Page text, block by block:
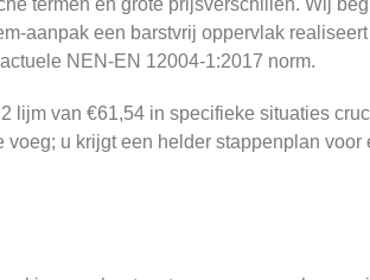
termen en grote prijsverschillen. Wij
aanpak een barstvrij oppervlak
NEN-EN 12004-1:2017 norm.
van €61,54 in specifieke situaties
u krijgt een helder stappenplan